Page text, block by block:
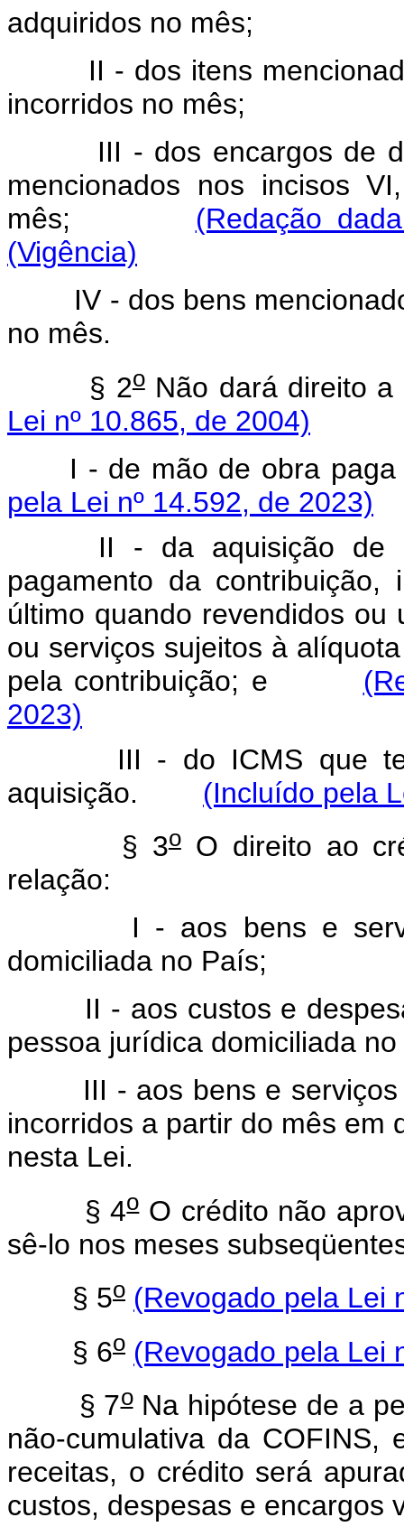
adquiridos no mês;
II - dos itens
incorridos no mês;
III - dos encargos de
mencionados nos incisos
mês; (Redação
(Vigência)
IV - dos bens
no mês.
§ 2oNão dará direito
Lei nº 10.865, de 2004)
I - de mão de obra
pela Lei nº 14.592, de 2023)
II - da aquisição de
pagamento da
último quando revendidos ou
ou serviços sujeitos à
pela contribuição; e
2023)
III - do ICMS que
aquisição. (Incluído pela
§ 3oO direito ao
relação:
I - aos bens e
domiciliada no País;
II - aos custos e
pessoa jurídica domiciliada
III - aos bens e serviços
incorridos a partir do mês em
nesta Lei.
§ 4oO crédito não
sê-lo nos meses
§ 5o (Revogado pela Lei
§ 6o (Revogado pela Lei
§ 7oNa hipótese de a
não-cumulativa da
receitas, o crédito será
custos, despesas e encargos